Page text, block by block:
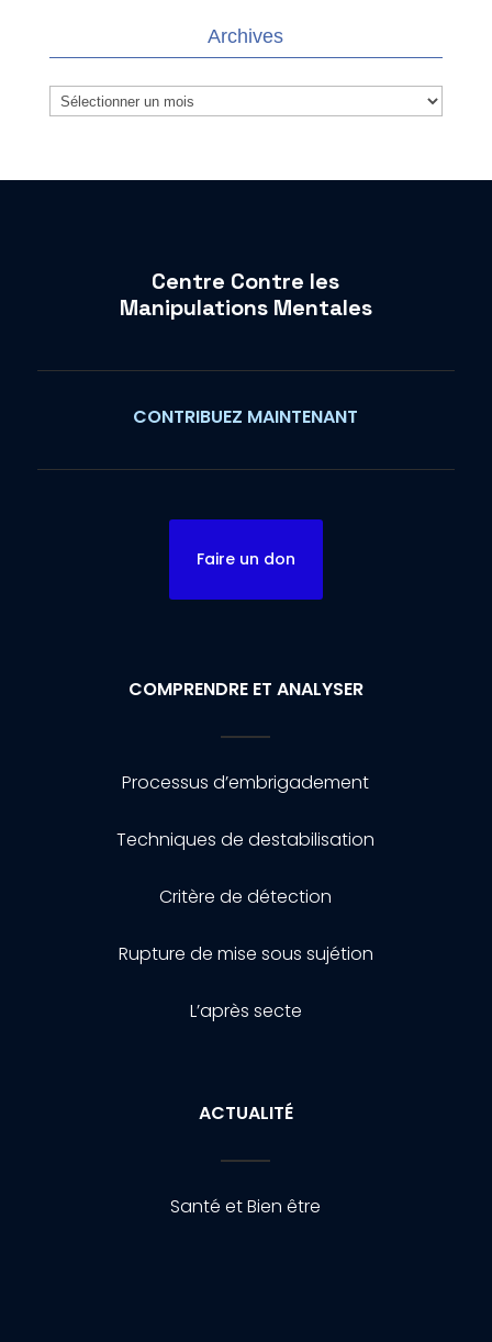
Archives
Archives
Centre Contre les
Manipulations Mentales
CONTRIBUEZ MAINTENANT
Faire un don
COMPRENDRE ET ANALYSER
Processus d’embrigadement
Techniques de destabilisation
Critère de détection
Rupture de mise sous sujétion
L’après secte
ACTUALITÉ
Santé et Bien être